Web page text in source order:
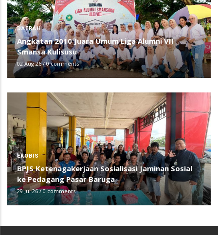
DAERAH
Angkatan 2010 Juara Umum Liga Alumni VII
Smansa Kulisusu
02 Aug 26/0 comments
EKOBIS
BPJS Ketenagakerjaan Sosialisasi Jaminan Sosial
ke Pedagang Pasar Baruga
29 Jul 26/0 comments